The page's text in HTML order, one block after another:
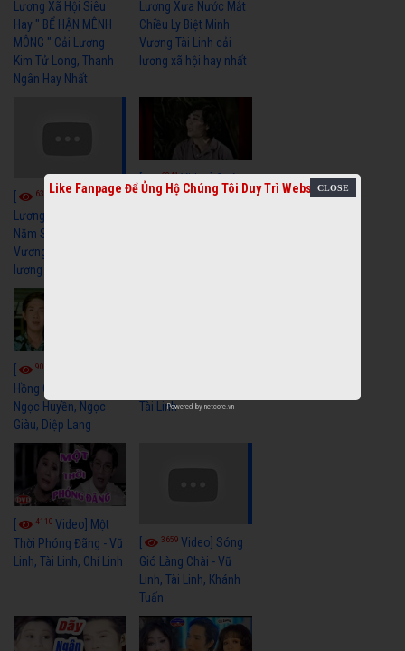
Lương Xã Hội Siêu
Hay " BỂ HẬN MÊNH
MÔNG " Cải Lương
Kim Tử Long, Thanh
Ngân Hay Nhất
Lương Xưa Nước Mắt
Chiều Ly Biệt Minh
Vương Tài Linh cải
lương xã hội hay nhất
6327Video] Cải
Lương Xưa : Rồi 30
Năm Sau - Minh
Vương Lệ Thủy | cải
lương xã hội hay nhất
[ 6041Video] Quán
Nửa Khuya-Minh
9059
Hồng Cài Áo - Vũ Linh,
Ngọc Huyền, Ngọc
Giàu, Diệp Lang
Tài Linh
4110 Video] Một
Thời Phóng Đãng - Vũ
Linh, Tài Linh, Chí Linh
3659Video] Sóng
Gió Làng Chài - Vũ
Linh, Tài Linh, Khánh
Tuấn
Like Fanpage Để Ủng Hộ Chúng Tôi Duy Trì Website
Powered by netcore.vn